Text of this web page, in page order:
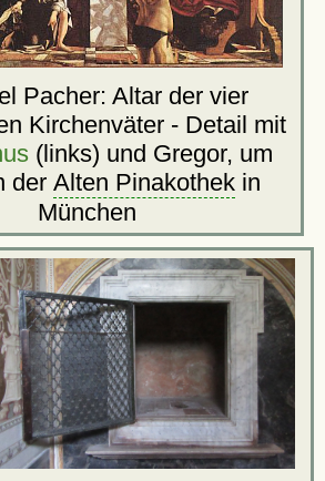
Pacher: Altar der vier
Kirchenväter - Detail mit
(links) und Gregor, um
derAlten Pinakothek in
München